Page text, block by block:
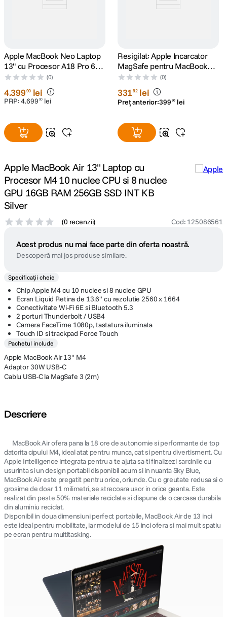
9. dji osmo
10 . insta 360
Apple MacBook Neo Laptop
13" cu Procesor A18 Pro 6
nuclee CPU si 5 nuclee GPU
8GB RAM 512GB SSD Blush
(0)
4.39990 lei
PRP:4.699 90 lei
Resigilat: Apple Incarcator
MagSafe pentru MacBook
Pro 15" si 17" 85W Alb -
RS125074040-1
(0)
33192 lei
Preț anterior:399 90 lei
Apple MacBook Air 13" Laptop cu
Procesor M4 10 nuclee CPU si 8 nuclee
GPU 16GB RAM 256GB SSD INT KB
Silver
(0 recenzii) Cod: 125086561
Acest produs nu mai face parte din oferta noastră.
Descoperă mai jos produse similare.
Specificații cheie
Chip Apple M4 cu 10 nuclee si 8 nuclee GPU
Ecran Liquid Retina de 13.6" cu rezolutie 2560 x 1664
Conectivitate Wi-Fi 6E si Bluetooth 5.3
2 porturi Thunderbolt / USB4
Camera FaceTime 1080p, tastatura iluminata
Touch ID si trackpad Force Touch
Pachetul include
Apple MacBook Air 13" M4
Adaptor 30W USB-C
Cablu USB-C la MagSafe 3 (2m)
Descriere
MacBook Air ofera pana la 18 ore de autonomie si performante de top
datorita cipului M4, ideal atat pentru munca, cat si pentru divertisment. Cu
Apple Intelligence integrata pentru a te ajuta sa-ti finalizezi sarcinile cu
usurinta si un design portabil disponibil acum si in nuanta Sky Blue,
MacBook Air este pregatit pentru orice, oriunde. Cu o greutate redusa si o
grosime de doar 11 milimetri, se strecoara usor in orice geanta. Este
realizat din peste 50% materiale reciclate si dispune de o carcasa durabila
din aluminiu reciclat.
Disponibil in doua dimensiuni perfect portabile, MacBook Air de 13 inci
este ideal pentru mobilitate, iar modelul de 15 inci ofera si mai mult spatiu
pe ecran pentru multitasking.